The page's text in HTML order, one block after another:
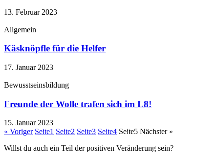
13. Februar 2023
Allgemein
Käsknöpfle für die Helfer
17. Januar 2023
Bewusstseinsbildung
Freunde der Wolle trafen sich im L8!
15. Januar 2023
« Voriger Seite1 Seite2 Seite3 Seite4 Seite5 Nächster »
Willst du auch ein Teil der positiven Veränderung sein?